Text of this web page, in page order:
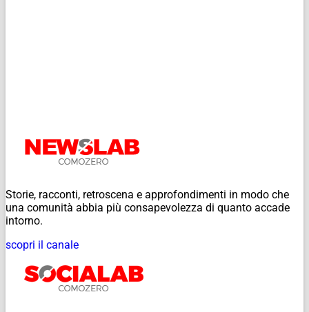
Storie, racconti, retroscena e approfondimenti in modo che
una comunità abbia più consapevolezza di quanto accade
intorno.
scopri il canale